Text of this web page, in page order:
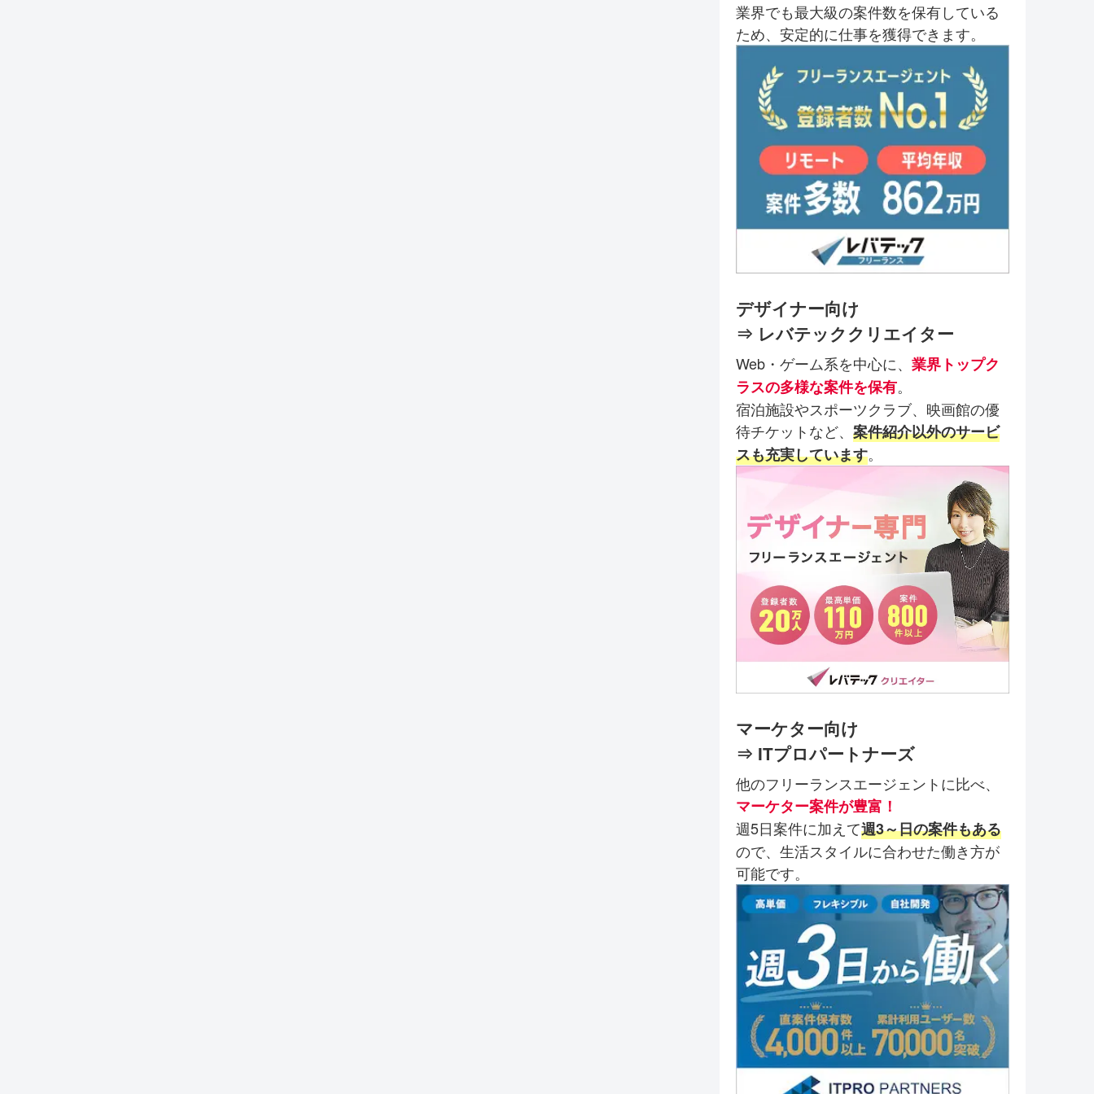
業界でも最大級の案件数を保有している
ため、安定的に仕事を獲得できます。
デザイナー向け
⇒ レバテッククリエイター
Web・ゲーム系を中心に、 業界トップク
ラスの多様な案件を保有。
宿泊施設やスポーツクラブ、映画館の優
待チケットなど、 案件紹介以外のサービ
スも充実しています。
マーケター向け
⇒ ITプロパートナーズ
他のフリーランスエージェントに比べ、
マーケター案件が豊富！
週5日案件に加えて週3～日の案件もある
ので、生活スタイルに合わせた働き方が
可能です。